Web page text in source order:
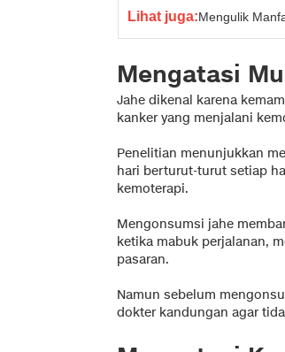
Lihat juga:Mengulik
Mengatasi
Jahe dikenal karena
kanker yang menjalani
Penelitian menunjukkan
hari berturut-turut setiap
kemoterapi.
Mengonsumsi jahe
ketika mabuk perjalanan,
pasaran.
Namun sebelum
dokter kandungan agar